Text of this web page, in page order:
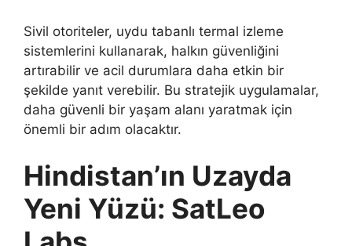
Sivil otoriteler, uydu tabanlı termal izleme
sistemlerini kullanarak, halkın güvenliğini
artırabilir ve acil durumlara daha etkin bir
şekilde yanıt verebilir. Bu stratejik uygulamalar,
daha güvenli bir yaşam alanı yaratmak için
önemli bir adım olacaktır.
Hindistan’ın Uzayda
Yeni Yüzü: SatLeo